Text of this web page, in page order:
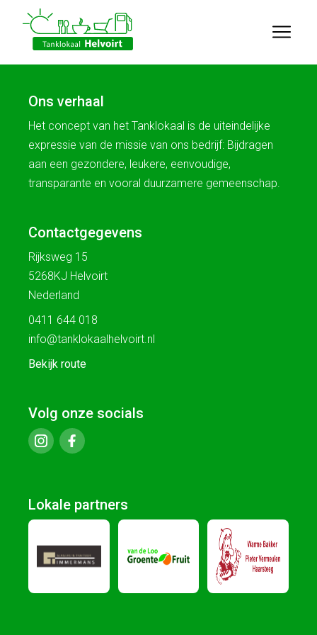
Ons verhaal
Het concept van het Tanklokaal is de uiteindelijke
expressie van de missie van ons bedrijf: Bijdragen
aan een gezondere, leukere, eenvoudige,
transparante en vooral duurzamere gemeenschap.
Contactgegevens
Rijksweg 15
5268KJ Helvoirt
Nederland
0411 644 018
info@tanklokaalhelvoirt.nl
Bekijk route
Volg onze socials
Lokale partners